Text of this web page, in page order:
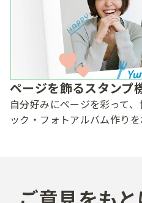
ページを飾るスタンプ
自分好みにページを彩って
ック・フォトアルバム作りを